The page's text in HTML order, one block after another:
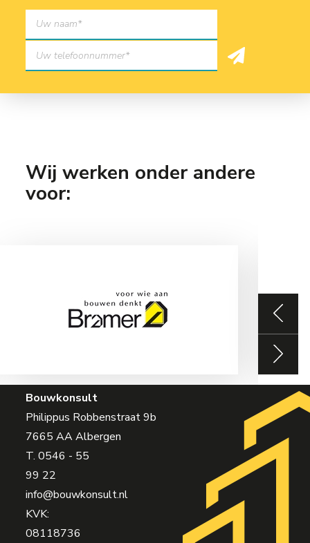
Wij werken onder andere
voor:
Bouwkonsult
Philippus Robbenstraat 9b
7665 AA Albergen
T.0546 - 55
99 22
info@bouwkonsult.nl
KVK:
08118736